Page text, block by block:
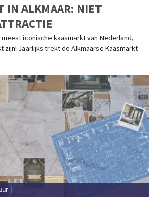
IN ALKMAAR: NIET
meest iconische kaasmarkt van Nederland,
zijn! Jaarlijks trekt de Alkmaarse Kaasmarkt